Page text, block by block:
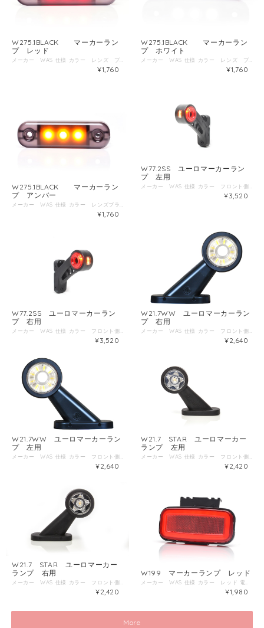
W275.1BLACK マーカーラン
プ レッド
メーカー WAS 仕様 カラー レンズ ブラック LEDレッド 電圧 12V～24V 防塵防水規格 IP6K/9K ECE国際認証 E20 サイズ 幅83.8ｍｍ 高さ24.2ｍｍ 厚み10.4ｍｍ
¥1,760
W275.1BLACK マーカーラン
プ ホワイト
メーカー WAS 仕様 カラー レンズ ブラック LEDホワイト 電圧 12V～24V 防塵防水規格 IP6K/9K ECE国際認証 E20 サイズ 幅83.8ｍｍ 高さ24.2ｍｍ 厚み10.4ｍｍ
¥1,760
W275.1BLACK マーカーラン
プ アンバー
¥1,760
W77.2SS ユーロマーカーラン
プ 左用
¥3,520
W77.2SS ユーロマーカーラン
プ 右用
¥3,520
W21.7WW ユーロマーカーラン
プ 右用
¥2,640
W21.7WW ユーロマーカーラン
プ 左用
¥2,640
W21.7 STAR ユーロマーカー
ランプ 左用
¥2,420
W21.7 STAR ユーロマーカー
ランプ 右用
メーカー WAS 仕様 カラー フロント側 ホワイト リア側 レッド 電圧 12V～24V 防塵防水規格 IP66/68 ECE国際認証 E20 取付面からの出幅 108ｍｍ
¥2,420
W199 マーカーランプ レッド
メーカー WAS 仕様 カラー レッド 電圧 12V～24V 防塵防水規格 IP66/68 ECE国際認証 E20 サイズ 幅117ｍｍ 高さ56ｍｍ 厚み20ｍｍ
¥1,980
More